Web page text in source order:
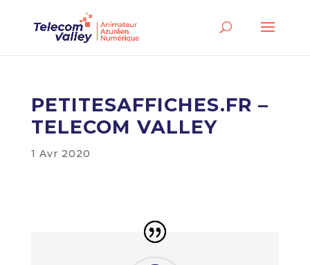
PETITESAFFICHES.FR –
TELECOM VALLEY
1 Avr 2020